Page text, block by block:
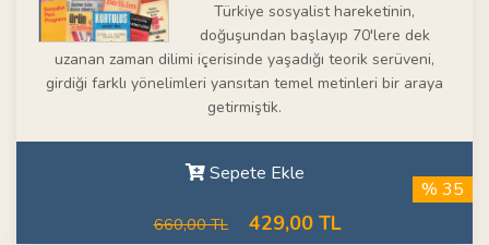
Türkiye sosyalist hareketinin,
doğuşundan başlayıp 70'lere dek
uzanan zaman dilimi içerisinde yaşadığı teorik serüveni,
girdiği farklı yönelimleri yansıtan temel metinleri bir araya
getirmiştik.
Sepete Ekle
660,00 TL 429,00 TL
% 35